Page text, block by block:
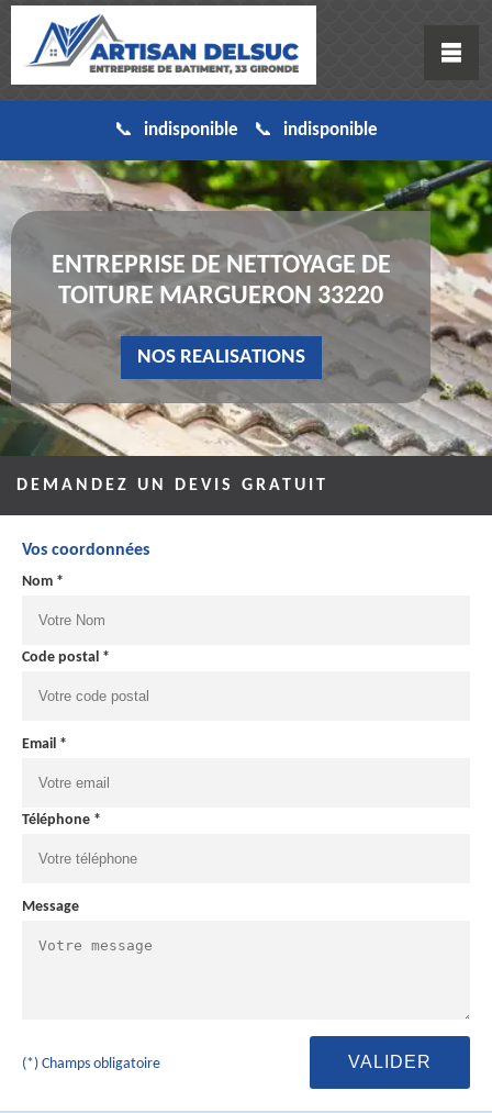
indisponible indisponible
ENTREPRISE DE NETTOYAGE DE
TOITURE MARGUERON 33220
NOS REALISATIONS
DEMANDEZ UN DEVIS GRATUIT
Vos coordonnées
Nom *
Code postal *
Email *
Téléphone *
Message
(*) Champs obligatoire